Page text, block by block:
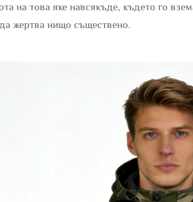
на това яке навсякъде, където го
жертва нищо съществено.